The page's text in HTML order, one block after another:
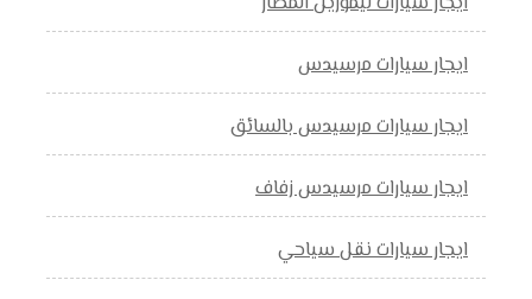
ايجار سيارات مرسيدس
ايجار سيارات مرسيدس بالسائق
ايجار سيارات مرسيدس زفاف
ايجار سيارات نقل سياحي